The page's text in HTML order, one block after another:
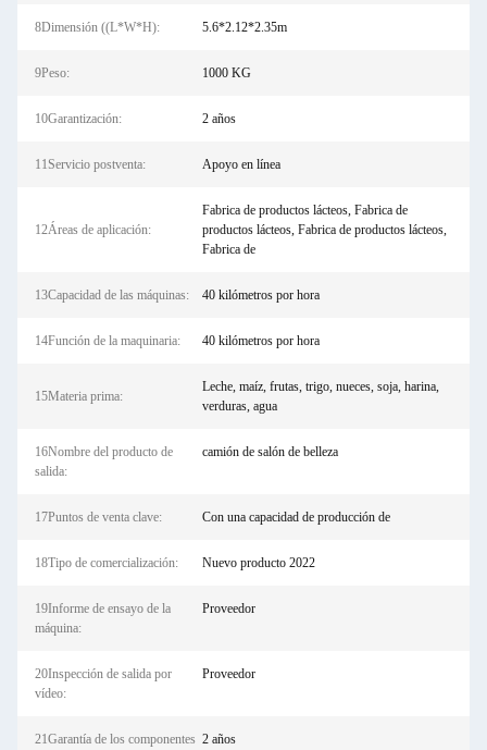
8Dimensión ((L*W*H): 5.6*2.12*2.35m
9Peso: 1000 KG
10Garantización: 2 años
11Servicio postventa: Apoyo en línea
12Áreas de aplicación:
Fabrica de productos lácteos, Fabrica de
productos lácteos, Fabrica de productos lácteos,
Fabrica de
13Capacidad de las máquinas: 40 kilómetros por hora
14Función de la maquinaria: 40 kilómetros por hora
15Materia prima:
Leche, maíz, frutas, trigo, nueces, soja, harina,
verduras, agua
16Nombre del producto de
salida:
camión de salón de belleza
17Puntos de venta clave: Con una capacidad de producción de
18Tipo de comercialización: Nuevo producto 2022
19Informe de ensayo de la
máquina:
Proveedor
20Inspección de salida por
vídeo:
Proveedor
21Garantía de los componentes 2 años